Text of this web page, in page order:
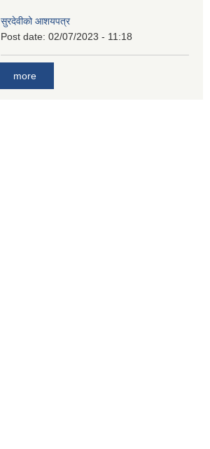
सुरदेवीको आशयपत्र
Post date: 02/07/2023 - 11:18
more